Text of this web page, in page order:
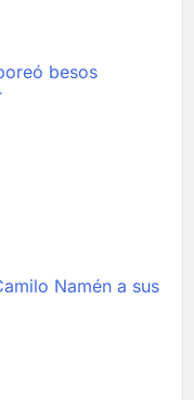
besos
Namén a sus